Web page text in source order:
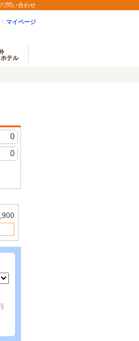
/問い合わせ
マイページ
テル
0
0